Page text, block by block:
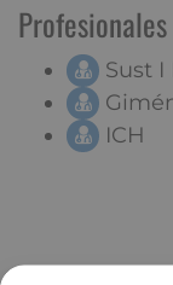
Sust I
ICH